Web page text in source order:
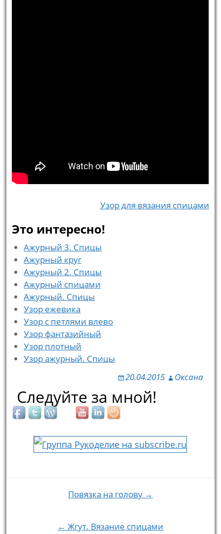
Узор для вязания спицами
Это интересно!
Ажурный 3. Спицы
Ажурный круг
Ажурный 2. Спицы
Ажурный спицами
Ажурный. Спицы
Узор ежевика
Узор с петлями влево
Узор фантазийный
Узор плотный
Узор ажурный. Спицы
20.04.2015
Оксана
Следуйте за мной!
Навигация по записям
Повязка на голову →
← Жгут. Вязание спицами